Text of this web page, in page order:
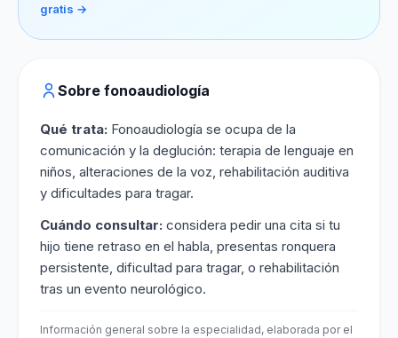
gratis →
Sobre fonoaudiología
Qué trata: Fonoaudiología se ocupa de la
comunicación y la deglución: terapia de lenguaje en
niños, alteraciones de la voz, rehabilitación auditiva
y dificultades para tragar.
Cuándo consultar: considera pedir una cita si tu
hijo tiene retraso en el habla, presentas ronquera
persistente, dificultad para tragar, o rehabilitación
tras un evento neurológico.
Información general sobre la especialidad, elaborada por el